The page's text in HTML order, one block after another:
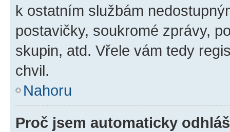
k ostatním službám
postavičky, soukromé zprávy,
skupin, atd. Vřele vám tedy
chvil.
Nahoru
Proč jsem automaticky